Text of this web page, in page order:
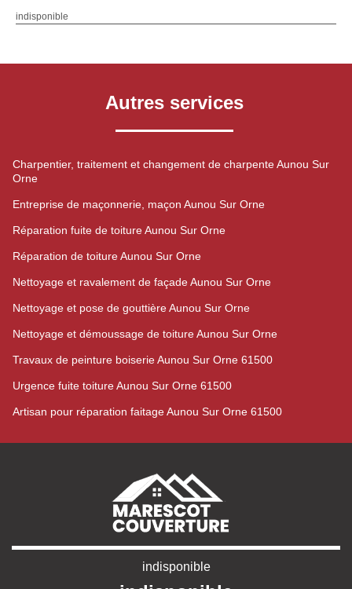
indisponible
Autres services
Charpentier, traitement et changement de charpente Aunou Sur
Orne
Entreprise de maçonnerie, maçon Aunou Sur Orne
Réparation fuite de toiture Aunou Sur Orne
Réparation de toiture Aunou Sur Orne
Nettoyage et ravalement de façade Aunou Sur Orne
Nettoyage et pose de gouttière Aunou Sur Orne
Nettoyage et démoussage de toiture Aunou Sur Orne
Travaux de peinture boiserie Aunou Sur Orne 61500
Urgence fuite toiture Aunou Sur Orne 61500
Artisan pour réparation faitage Aunou Sur Orne 61500
indisponible